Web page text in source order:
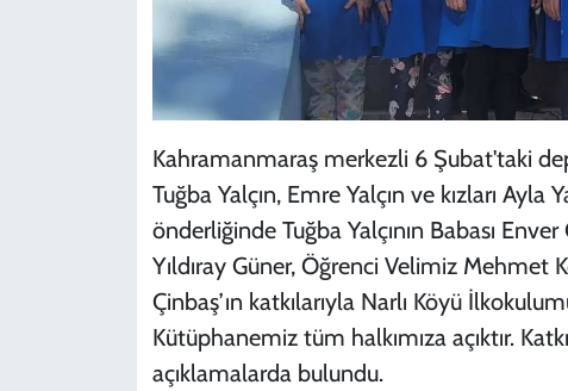
Kahramanmaraş merkezli 6 Şubat'taki
Tuğba Yalçın, Emre Yalçın ve kızları Ayla
önderliğinde Tuğba Yalçının Babası
Yıldıray Güner, Öğrenci Velimiz Mehmet
Çinbaş’ın katkılarıyla Narlı Köyü
Kütüphanemiz tüm halkımıza açıktır.
açıklamalarda bulundu.